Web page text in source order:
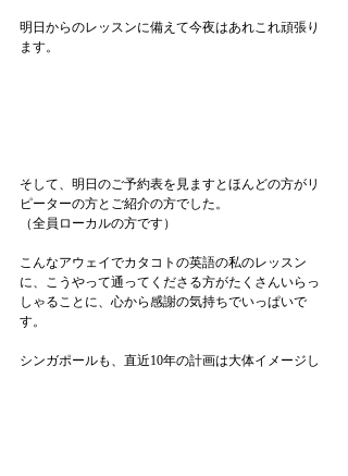
明日からのレッスンに備えて今夜はあれこれ頑張り
ます。
そして、明日のご予約表を見ますとほんどの方がリ
ピーターの方とご紹介の方でした。
（全員ローカルの方です）
こんなアウェイでカタコトの英語の私のレッスン
に、こうやって通ってくださる方がたくさんいらっ
しゃることに、心から感謝の気持ちでいっぱいで
す。
シンガポールも、直近10年の計画は大体イメージし